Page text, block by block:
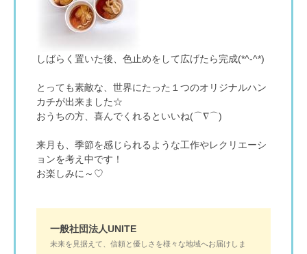
しばらく置いた後、色止めをして広げたら完成(*^-^*)
とっても素敵な、世界にたった１つのオリジナルハン
カチが出来ました☆
おうちの方、喜んでくれるといいね(⌒∇⌒)
来月も、季節を感じられるような工作やレクリエーシ
ョンを考え中です！
お楽しみに～♡
一般社団法人UNITE
未来を見据えて、信頼と優しさを様々な地域へお届けしま